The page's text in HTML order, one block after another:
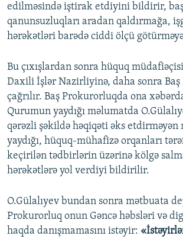
edilməsində iştirak etdiyini bildirir,
qanunsuzluqları aradan qaldırmağa,
hərəkətləri barədə ciddi ölçü götürməyə
Bu çıxışlardan sonra hüquq
Daxili İşlər Nazirliyinə, daha sonra
çağrılır. Baş Prokurorluqda ona
Qurumun yaydığı məlumatda
qərəzli şəkildə həqiqəti əks etdirməyən
yaydığı, hüquq-mühafizə orqanları
keçirilən tədbirlərin üzərinə kölgə
hərəkətlərə yol verdiyi bildirilir.
O.Gülalıyev bundan sonra mətbuata
Prokurorluq onun Gəncə həbsləri və
haqda danışmamasını istəyir: